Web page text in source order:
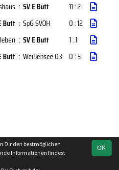
: SV E Butt
11 : 2
Butt : SpG SVOH
0 : 12
: SV E Butt
1 : 1
Butt : Weißensee 03 0 : 5
OK
Dir den bestmöglichen
Informationen findest